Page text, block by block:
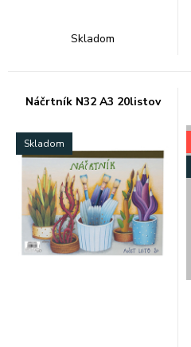
Skladom
Náčrtník N32 A3 20listov
Skladom